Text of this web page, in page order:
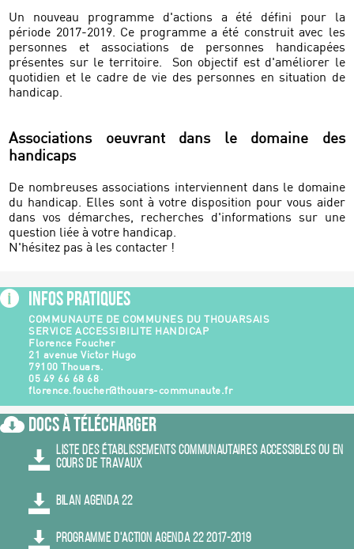
Un nouveau programme d'actions a été défini pour la
période 2017-2019. Ce programme a été construit avec les
personnes et associations de personnes handicapées
présentes sur le territoire. Son objectif est d'améliorer le
quotidien et le cadre de vie des personnes en situation de
handicap.
Associations oeuvrant dans le domaine des
handicaps
De nombreuses associations interviennent dans le domaine
du handicap. Elles sont à votre disposition pour vous aider
dans vos démarches, recherches d'informations sur une
question liée à votre handicap.
N'hésitez pas à les contacter !
Infos Pratiques
COMMUNAUTE DE COMMUNES DU THOUARSAIS
SERVICE ACCESSIBILITE HANDICAP
Florence Foucher
21 avenue Victor Hugo
79100 Thouars.
05 49 66 68 68
florence.foucher@thouars-communaute.fr
Docs à Télécharger
LISTE DES ÉTABLISSEMENTS COMMUNAUTAIRES ACCESSIBLES OU EN
COURS DE TRAVAUX
BILAN AGENDA 22
PROGRAMME D'ACTION AGENDA 22 2017-2019